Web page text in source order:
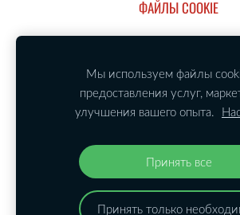
ФАЙЛЫ COOKIE
+371 27503429, email:
CARGO ID: C75732
TIMOCOM ID:
TRANS ID:
Мы используем файлы
предоставления услуг,
улучшения вашего опыта.
Принять все
Принять только